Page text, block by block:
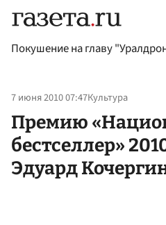
Покушение на главу
7 июня 2010 07:47Культура
Премию
бестселлер»
Эдуард